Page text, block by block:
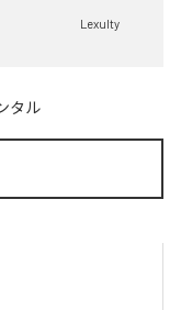
Lexulty
タル